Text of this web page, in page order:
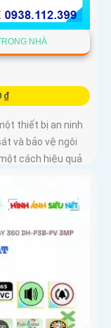
NHÀ
₫
thiết bị an ninh
và bảo vệ ngôi
cách hiệu quả